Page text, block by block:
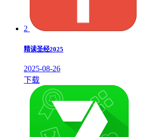
2
精读圣经2025
2025-08-26
下载